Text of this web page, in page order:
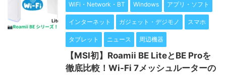
WiFi・Network・BT Windows アプリ・ソフト
インターネット ガジェット・デジモノ スマホ
タブレット ニュース 周辺機器
【MSI初】Roamii BE LiteとBE Proを
徹底比較！Wi-Fi 7メッシュルーターの